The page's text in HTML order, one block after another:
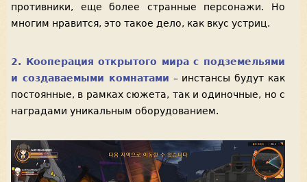
противники, еще более странные персонажи. Но
многим нравится, это такое дело, как вкус устриц.
2. Кооперация открытого мира с подземельями
и создаваемыми комнатами – инстансы будут как
постоянные, в рамках сюжета, так и одиночные, но с
наградами уникальным оборудованием.